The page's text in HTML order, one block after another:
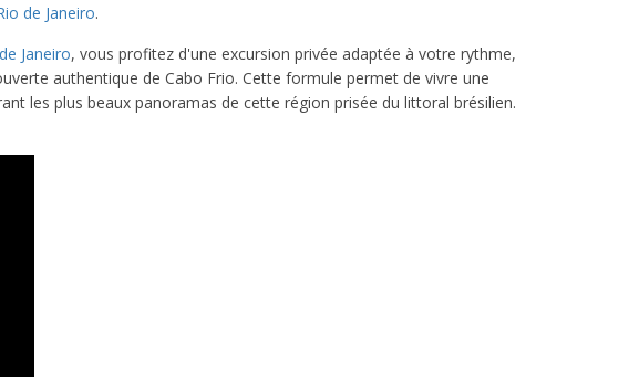
de Janeiro.
Janeiro, vous profitez d'une excursion privée adaptée à votre rythme,
authentique de Cabo Frio. Cette formule permet de vivre une
les plus beaux panoramas de cette région prisée du littoral brésilien.